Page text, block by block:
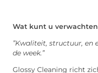
Wat kunt u
”Kwaliteit, structuur, en
de week.”
Glossy Cleaning richt